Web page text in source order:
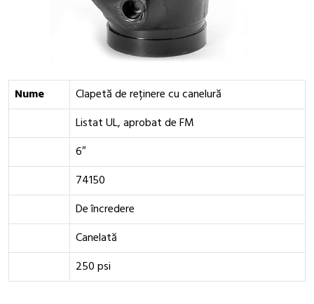
Nume
Clapetă de reținere cu canelură
Listat UL, aprobat de FM
6″
74150
De încredere
Canelată
250 psi